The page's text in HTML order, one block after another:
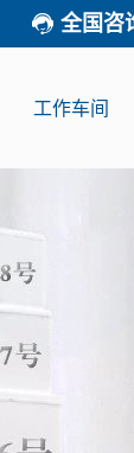
全国咨
工作车间